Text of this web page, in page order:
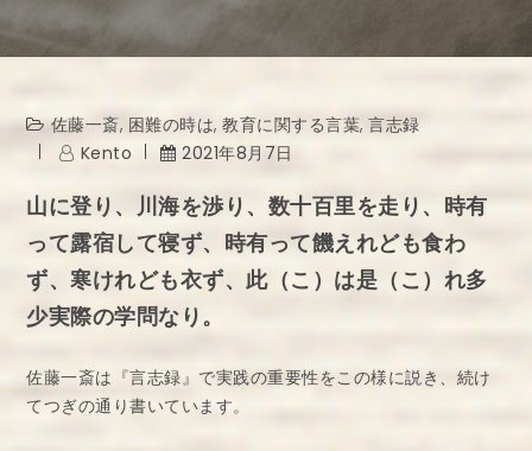
佐藤一斎, 困難の時は,教育に関する言葉,言志録
Kento
2021年8月7日
山に登り、川海を渉り、数十百里を走り、時有
って露宿して寝ず、時有って饑えれども食わ
ず、寒けれども衣ず、此（こ）は是（こ）れ多
少実際の学問なり。
佐藤一斎は『言志録』で実践の重要性をこの様に説き、続け
てつぎの通り書いています。